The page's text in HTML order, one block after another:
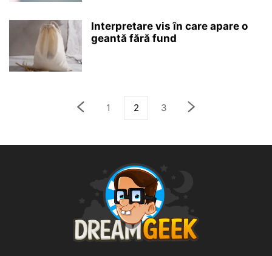
Interpretare vis în care apare o
geantă fără fund
1 2 3